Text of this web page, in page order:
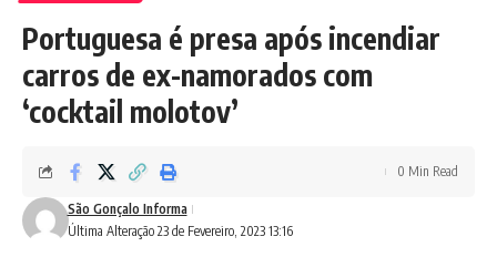
Portuguesa é presa após incendiar
carros de ex-namorados com
‘cocktail molotov’
Última Alteração 23 de Fevereiro, 2023 13:16
São Gonçalo Informa
0 Min Read